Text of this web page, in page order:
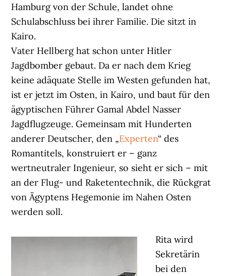
Hamburg von der Schule, landet ohne
Schulabschluss bei ihrer Familie. Die sitzt in
Kairo.
Vater Hellberg hat schon unter Hitler
Jagdbomber gebaut. Da er nach dem Krieg
keine adäquate Stelle im Westen gefunden hat,
ist er jetzt im Osten, in Kairo, und baut für den
ägyptischen Führer Gamal Abdel Nasser
Jagdflugzeuge. Gemeinsam mit Hunderten
anderer Deutscher, den „Experten“ des
Romantitels, konstruiert er – ganz
wertneutraler Ingenieur, so sieht er sich – mit
an der Flug- und Raketentechnik, die Rückgrat
von Ägyptens Hegemonie im Nahen Osten
werden soll.
Rita wird
Sekretärin
bei den